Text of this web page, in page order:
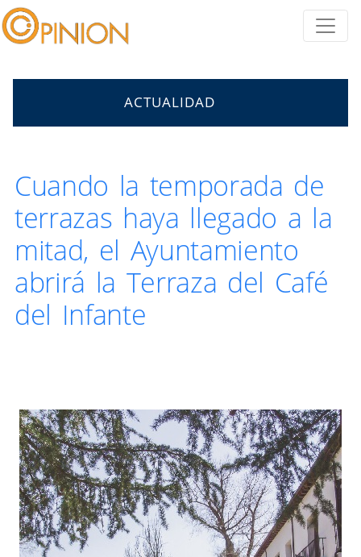
ACTUALIDAD
Cuando la temporada de
terrazas haya llegado a la
mitad, el Ayuntamiento
abrirá la Terraza del Café
del Infante